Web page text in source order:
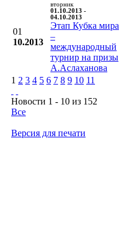
01
10.2013
вторник
01.10.2013 -
04.10.2013
Этап Кубка мира
–
международный
турнир на призы
А.Аслаханова
1 2 3 4 5 6 7 8 9 10 11
Новости 1 - 10 из 152
Все
Версия для печати